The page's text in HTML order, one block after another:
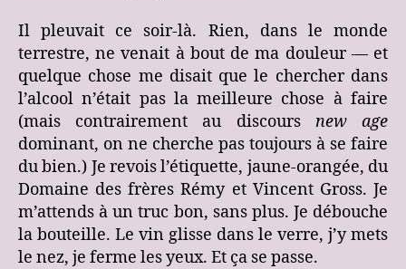
Il pleuvait ce soir-là. Rien, dans le monde
terrestre, ne venait à bout de ma douleur — et
quelque chose me disait que le chercher dans
l’alcool n’était pas la meilleure chose à faire
(mais contrairement au discoursnew age
dominant, on ne cherche pas toujours à se faire
du bien.) Je revois l’étiquette, jaune-orangée, du
Domaine des frères Rémy et Vincent Gross. Je
m’attends à un truc bon, sans plus. Je débouche
la bouteille. Le vin glisse dans le verre, j’y mets
le nez, je ferme les yeux. Et ça se passe.